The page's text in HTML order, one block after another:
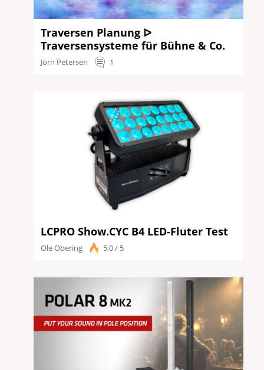
Traversen Planung ᐅ
Traversensysteme für Bühne & Co.
Jörn Petersen 1
LCPRO Show.CYC B4 LED-Fluter Test
Ole Obering 5.0 / 5